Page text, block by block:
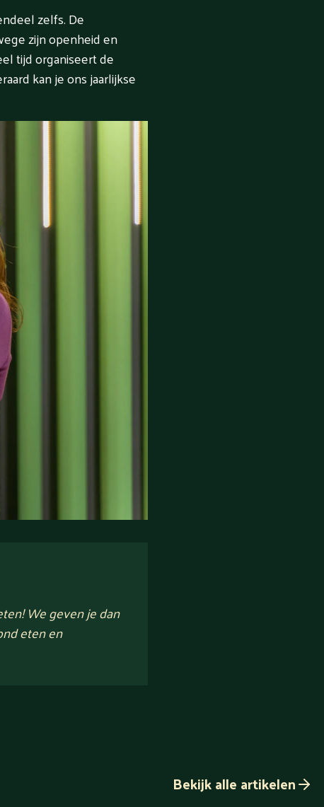
zelfs. De
zijn openheid en
tijd organiseert de
kan je ons jaarlijkse
We geven je dan
eten en
Bekijk alle artikelen